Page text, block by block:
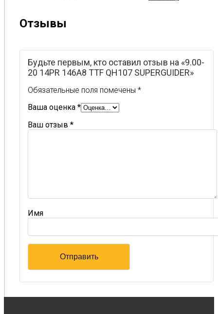
Отзывы
Будьте первым, кто оставил отзыв на «9.00-
20 14PR 146A8 TTF QH107 SUPERGUIDER»
Обязательные поля помечены *
Ваша оценка *
Ваш отзыв *
Имя